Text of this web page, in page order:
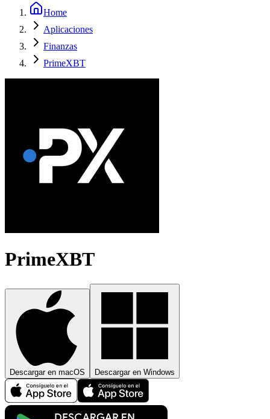
Home
Aplicaciones
Finanzas
PrimeXBT
PrimeXBT
Descargar en macOS Descargar en Windows